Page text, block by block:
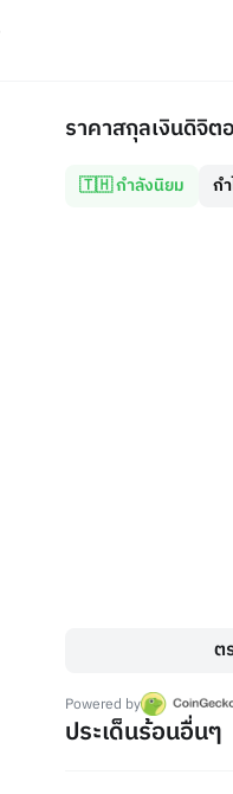
ราคาสกุลเงินดิจิต
🇹🇭 กำลังนิยม ก
ต
Powered by
ประเด็นร้อนอื่นๆ